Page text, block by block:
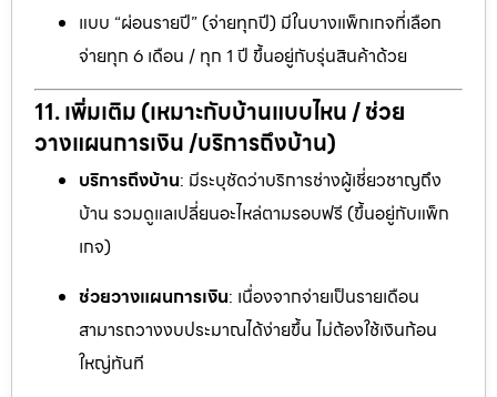
แบบ “ผ่อนรายปี” (จ่ายทุกปี) มีในบางแพ็กเกจที่เลือก
จ่ายทุก 6 เดือน / ทุก 1 ปี ขึ้นอยู่กับรุ่นสินค้าด้วย
11. เพิ่มเติม (เหมาะกับบ้านแบบไหน / ช่วย
วางแผนการเงิน /บริการถึงบ้าน)
บริการถึงบ้าน: มีระบุชัดว่าบริการช่างผู้เชี่ยวชาญถึง
บ้าน รวมดูแลเปลี่ยนอะไหล่ตามรอบฟรี (ขึ้นอยู่กับแพ็ก
เกจ)
ช่วยวางแผนการเงิน: เนื่องจากจ่ายเป็นรายเดือน
สามารถวางงบประมาณได้ง่ายขึ้น ไม่ต้องใช้เงินก้อน
ใหญ่ทันที